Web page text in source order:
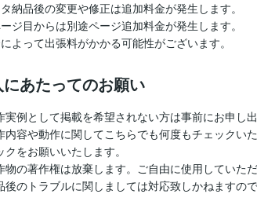
納品後の変更や修正は追加料金が発生します。
ジ目からは別途ページ追加料金が発生します。
よって出張料がかかる可能性がございます。
にあたってのお願い
実例として掲載を希望されない方は事前にお申し出
内容や動作に関してこちらでも何度もチェック
クをお願いいたします。
物の著作権は放棄します。ご自由に使用していた
後のトラブルに関しましては対応致しかねますの